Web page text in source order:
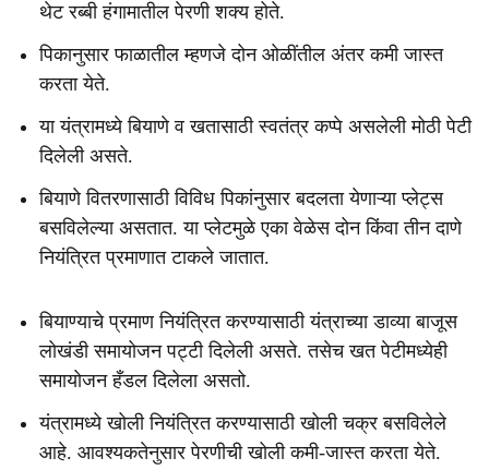
थेट रब्बी हंगामातील पेरणी शक्य होते.
पिकानुसार फाळातील म्हणजे दोन ओळींतील अंतर कमी जास्त
करता येते.
या यंत्रामध्ये बियाणे व खतासाठी स्वतंत्र कप्पे असलेली मोठी पेटी
दिलेली असते.
बियाणे वितरणासाठी विविध पिकांनुसार बदलता येणाऱ्या प्लेट्स
बसविलेल्या असतात. या प्लेटमुळे एका वेळेस दोन किंवा तीन दाणे
नियंत्रित प्रमाणात टाकले जातात.
बियाण्याचे प्रमाण नियंत्रित करण्यासाठी यंत्राच्या डाव्या बाजूस
लोखंडी समायोजन पट्टी दिलेली असते. तसेच खत पेटीमध्येही
समायोजन हँडल दिलेला असतो.
यंत्रामध्ये खोली नियंत्रित करण्यासाठी खोली चक्र बसविलेले
आहे. आवश्यकतेनुसार पेरणीची खोली कमी-जास्त करता येते.